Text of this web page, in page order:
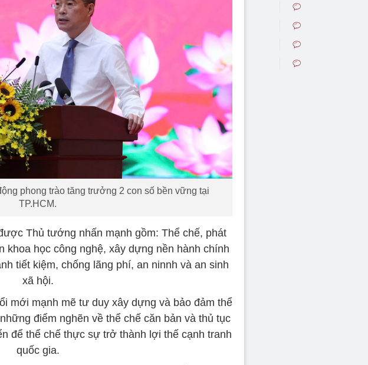
phong trào tăng trưởng 2 con số bền vững tại
TP.HCM.
Thủ tướng nhấn mạnh gồm: Thể chế, phát
khoa học công nghệ, xây dựng nền hành chính
tiết kiệm, chống lãng phí, an ninnh và an sinh
xã hội.
mới mạnh mẽ tư duy xây dựng và bảo đảm thể
điểm nghẽn về thể chế căn bản và thủ tục
để thể chế thực sự trở thành lợi thế cạnh tranh
quốc gia.